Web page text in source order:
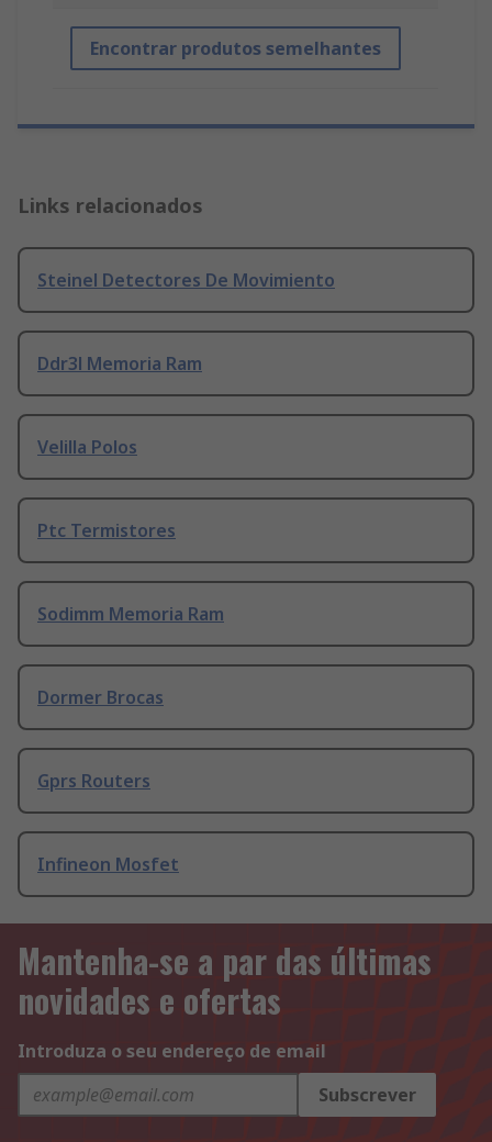
Encontrar produtos semelhantes
Links relacionados
Steinel Detectores De Movimiento
Ddr3l Memoria Ram
Velilla Polos
Ptc Termistores
Sodimm Memoria Ram
Dormer Brocas
Gprs Routers
Infineon Mosfet
Mantenha-se a par das últimas
novidades e ofertas
Introduza o seu endereço de email
Subscrever